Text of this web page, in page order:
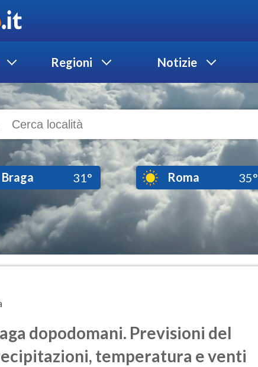
Regioni Notizie
Braga 31° Roma 35°
dopodomani. Previsioni del
temperatura e venti